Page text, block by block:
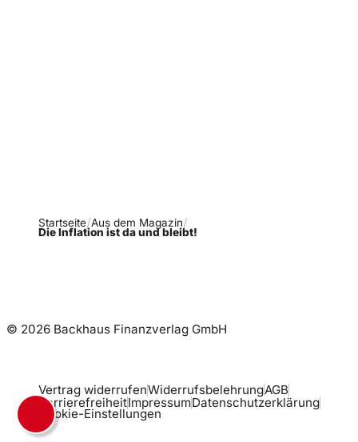
Startseite Aus dem Magazin
Die Inflation ist da und bleibt!
© 2026 Backhaus Finanzverlag GmbH
Vertrag widerrufenWiderrufsbelehrungAGB
BarrierefreiheitImpressumDatenschutzerklärung
Cookie-Einstellungen